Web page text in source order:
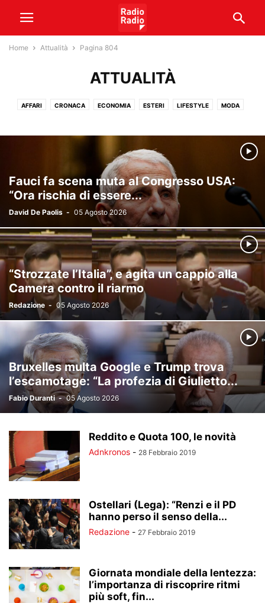
Home Attualità Pagina 804
ATTUALITÀ
AFFARI CRONACA ECONOMIA ESTERI LIFESTYLE MODA
Fauci fa scena muta al Congresso USA:
“Ora rischia di essere...
David De Paolis - 05 Agosto 2026
“Strozzate l’Italia”, e agita un cappio alla
Camera contro il riarmo
Redazione - 05 Agosto 2026
Bruxelles multa Google e Trump trova
l’escamotage: “La profezia di Giulietto...
Fabio Duranti - 05 Agosto 2026
Reddito e Quota 100, le novità
Adnkronos - 28 Febbraio 2019
Ostellari (Lega): “Renzi e il PD
hanno perso il senso della...
Redazione - 27 Febbraio 2019
Giornata mondiale della lentezza:
l’importanza di riscoprire ritmi
più soft, fin...